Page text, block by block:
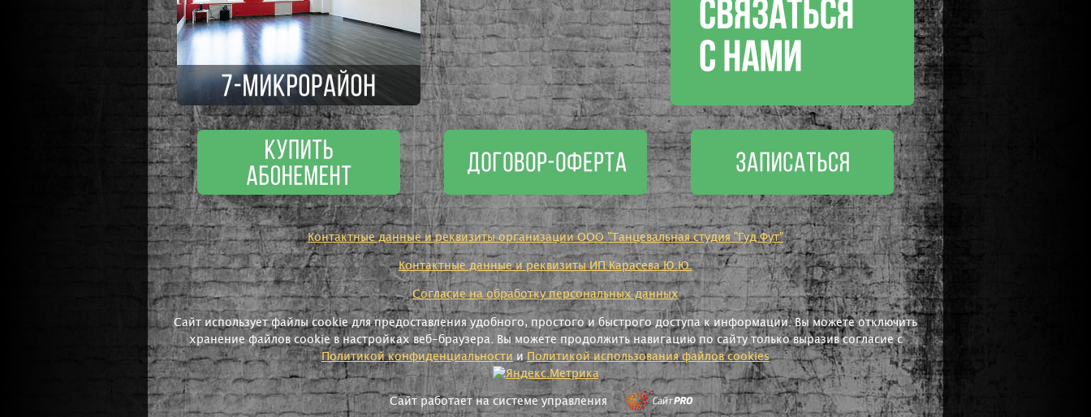
Контактные данные и реквизиты организации ООО "Танцевальная студия "Гуд Фут"
Контактные данные и реквизиты ИП Карасева Ю.Ю.
Согласие на обработку персональных данных
Сайт использует файлы cookie для предоставления удобного, простого и быстрого доступа к информации. Вы можете отключить
хранение файлов cookie в настройках веб-браузера. Вы можете продолжить навигацию по сайту только выразив согласие с
Политикой конфиденциальности и Политикой использования файлов cookies
Сайт работает на системе управления